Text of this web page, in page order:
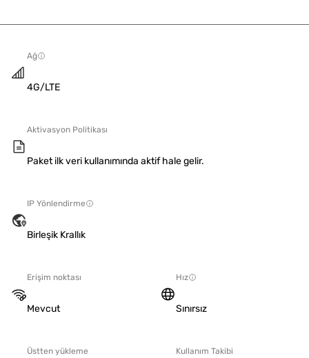
Ağ
4G/LTE
Aktivasyon Politikası
Paket ilk veri kullanımında aktif hale gelir.
IP Yönlendirme
Birleşik Krallık
Erişim noktası
Mevcut
Hız
Sınırsız
Üstten yükleme Kullanım Takibi